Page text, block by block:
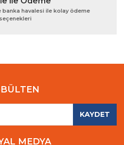
banka havalesi ile kolay ödeme
seçenekleri
KAYDET
MEDYA